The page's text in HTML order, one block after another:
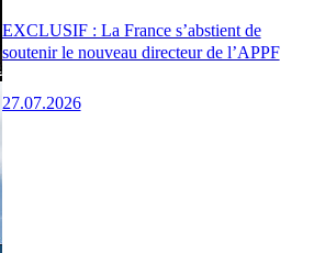
EXCLUSIF : La France s’abstient de
soutenir le nouveau directeur de l’APPF
27.07.2026